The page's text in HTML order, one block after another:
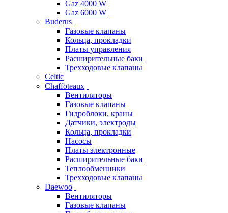
Gaz 4000 W
Gaz 6000 W
Buderus
Газовые клапаны
Кольца, прокладки
Платы управления
Расширительные баки
Трехходовые клапаны
Celtic
Chaffoteaux
Вентиляторы
Газовые клапаны
Гидроблоки, краны
Датчики, электроды
Кольца, прокладки
Насосы
Платы электронные
Расширительные баки
Теплообменники
Трехходовые клапаны
Daewoo
Вентиляторы
Газовые клапаны